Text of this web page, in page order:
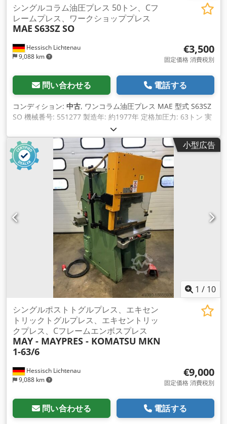
Hessisch Lichtenau
9,088 km
シングルコラム油圧プレス 50トン、Cフ
レームプレス、ワークショッププレス
MAE S63SZ SO
€3,500
固定価格 消費税別
問い合わせる 電話する
コンディション: 中古, ワンコラム油圧プレス MAE 型式 S63SZ
SO 機械番号: 551277 製造年: 約1977年 定格加圧力: 63トン 実
測加圧力: 50トン（実際にテスト済み） フレーム喉深さ: 320
mm テーブル寸法: 850 x 630 mm Djdpfx Aodzp Troclokr ラ
ム寸法: 1050 x 500 mm ラムストローク: 500 mm 最大取り付
け高さ: 約730 mm 床上テーブル高さ: 970 mm 油圧タンク容
量: 600リットル 駆動出力: 15 kW 電源接続: 380V, 50Hz - テー
ブル下に油圧ドローパッド（テーブルプレートに貫通穴あり）
- 2ハンド操作 - 制御盤に損傷あり 設置スペース（長さ x 幅 x
高さ）: 2000 x 1200 x 3420 mm 機械重量: 約5トン 機械は動作
しますが、制御盤は機械的に損傷しています。 試運転時、加圧
力は50トンに達しますが、おそらく圧力制限弁からオイルが流
出している可能性があります。
小型広告
1 / 10
Hessisch Lichtenau
9,088 km
シングルポストトグルプレス、エキセン
トリックトグルプレス、エキセントリッ
クプレス、Cフレームエンボスプレス
MAY - MAYPRES - KOMATSU MKN
1-63/6
€9,000
固定価格 消費税別
問い合わせる 電話する